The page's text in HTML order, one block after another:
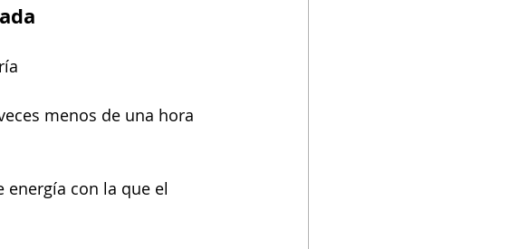
menos de una hora
energía con la que el